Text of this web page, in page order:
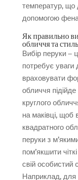
температур, що
допомогою
Як правильно
обличчя та стиль
Вибір перуки –
потребує
враховувати
обличчя
круглого
на маківці, щоб
квадратного
перуки з
пом’якшити
свій особистий
Наприклад, для